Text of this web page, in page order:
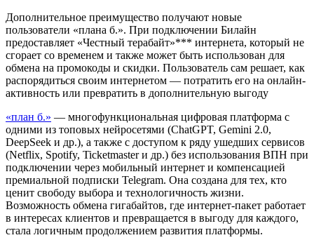
Дополнительное преимущество получают новые
пользователи «плана б.». При подключении Билайн
предоставляет «Честный терабайт»*** интернета, который не
сгорает со временем и также может быть использован для
обмена на промокоды и скидки. Пользователь сам решает, как
распорядиться своим интернетом — потратить его на онлайн-
активность или превратить в дополнительную выгоду
«план б.» — многофункциональная цифровая платформа с
одними из топовых нейросетями (ChatGPT, Gemini 2.0,
DeepSeek и др.), а также с доступом к ряду ушедших сервисов
(Netflix, Spotify, Ticketmaster и др.) без использования ВПН при
подключении через мобильный интернет и компенсацией
премиальной подписки Telegram. Она создана для тех, кто
ценит свободу выбора и технологичность жизни.
Возможность обмена гигабайтов, где интернет-пакет работает
в интересах клиентов и превращается в выгоду для каждого,
стала логичным продолжением развития платформы.